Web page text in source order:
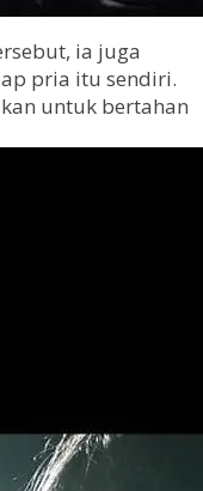
ia juga
pria itu sendiri.
untuk bertahan